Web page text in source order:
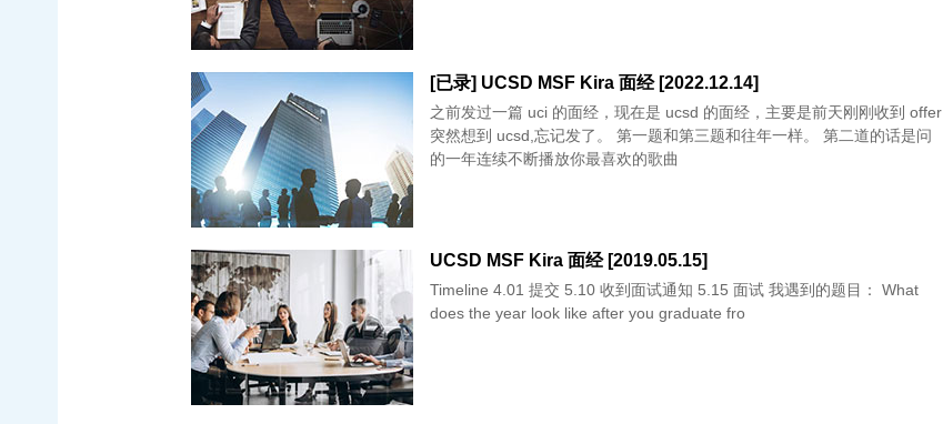
[已录] UCSD MSF Kira 面经 [2022.12.14]
之前发过一篇 uci 的面经，现在是 ucsd 的面经，主要是前天刚刚收到 offer
突然想到 ucsd,忘记发了。 第一题和第三题和往年一样。 第二道的话是问
的一年连续不断播放你最喜欢的歌曲
UCSD MSF Kira 面经 [2019.05.15]
Timeline 4.01 提交 5.10 收到面试通知 5.15 面试 我遇到的题目： What
does the year look like after you graduate fro